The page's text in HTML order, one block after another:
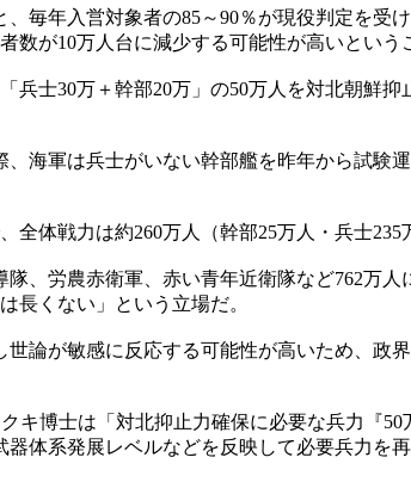
年入営対象者の85～90％が現役判定を受け
数が10万人台に減少する可能性が高いという
兵士30万＋幹部20万」の50万人を対北朝鮮
海軍は兵士がいない幹部艦を昨年から試験
体戦力は約260万人（幹部25万人・兵士235
、労農赤衛軍、赤い青年近衛隊など762万
長くない」という立場だ。
論が敏感に反応する可能性が高いため、政
キ博士は「対北抑止力確保に必要な兵力『
体系発展レベルなどを反映して必要兵力を